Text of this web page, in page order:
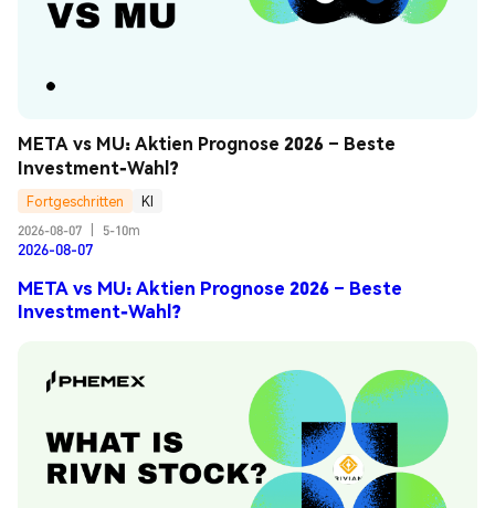
META vs MU: Aktien Prognose 2026 – Beste
Investment-Wahl?
Fortgeschritten
KI
2026-08-07
5-10m
2026-08-07
META vs MU: Aktien Prognose 2026 – Beste
Investment-Wahl?